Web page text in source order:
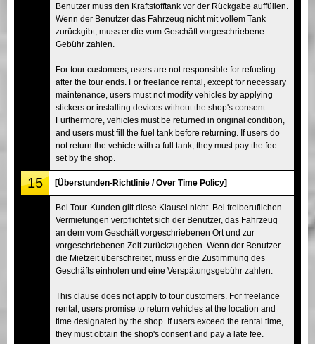
Benutzer muss den Kraftstofftank vor der Rückgabe auffüllen.
Wenn der Benutzer das Fahrzeug nicht mit vollem Tank
zurückgibt, muss er die vom Geschäft vorgeschriebene
Gebühr zahlen.
For tour customers, users are not responsible for refueling
after the tour ends. For freelance rental, except for necessary
maintenance, users must not modify vehicles by applying
stickers or installing devices without the shop's consent.
Furthermore, vehicles must be returned in original condition,
and users must fill the fuel tank before returning. If users do
not return the vehicle with a full tank, they must pay the fee
set by the shop.
15 [Überstunden-Richtlinie / Over Time Policy]
Bei Tour-Kunden gilt diese Klausel nicht. Bei freiberuflichen
Vermietungen verpflichtet sich der Benutzer, das Fahrzeug
an dem vom Geschäft vorgeschriebenen Ort und zur
vorgeschriebenen Zeit zurückzugeben. Wenn der Benutzer
die Mietzeit überschreitet, muss er die Zustimmung des
Geschäfts einholen und eine Verspätungsgebühr zahlen.
This clause does not apply to tour customers. For freelance
rental, users promise to return vehicles at the location and
time designated by the shop. If users exceed the rental time,
they must obtain the shop's consent and pay a late fee.